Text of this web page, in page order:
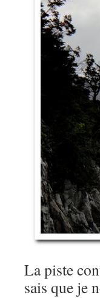
La piste
sais que je